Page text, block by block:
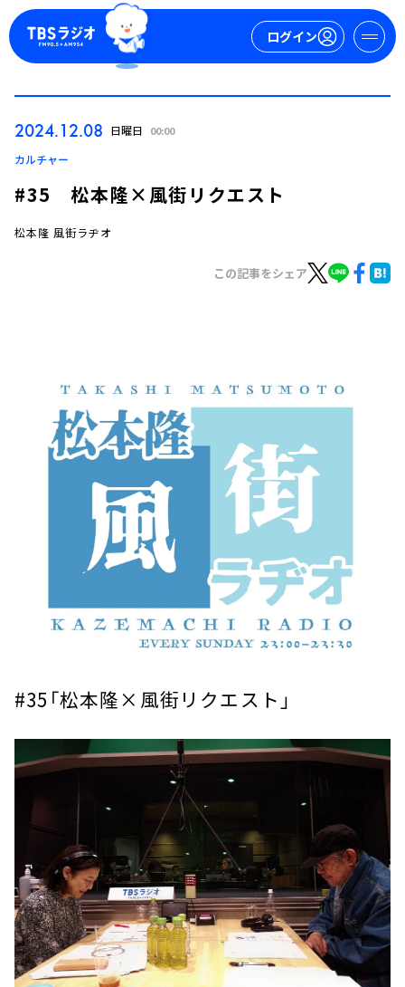
ログイン
TBS Podcast
お知らせ
イベント・グッズ
YouTube
会社情報
2024.12.08 日曜日 00:00
カルチャー
#35 松本隆×風街リクエスト
松本隆 風街ラヂオ
この記事をシェア
#35 「松本隆×風街リクエスト」